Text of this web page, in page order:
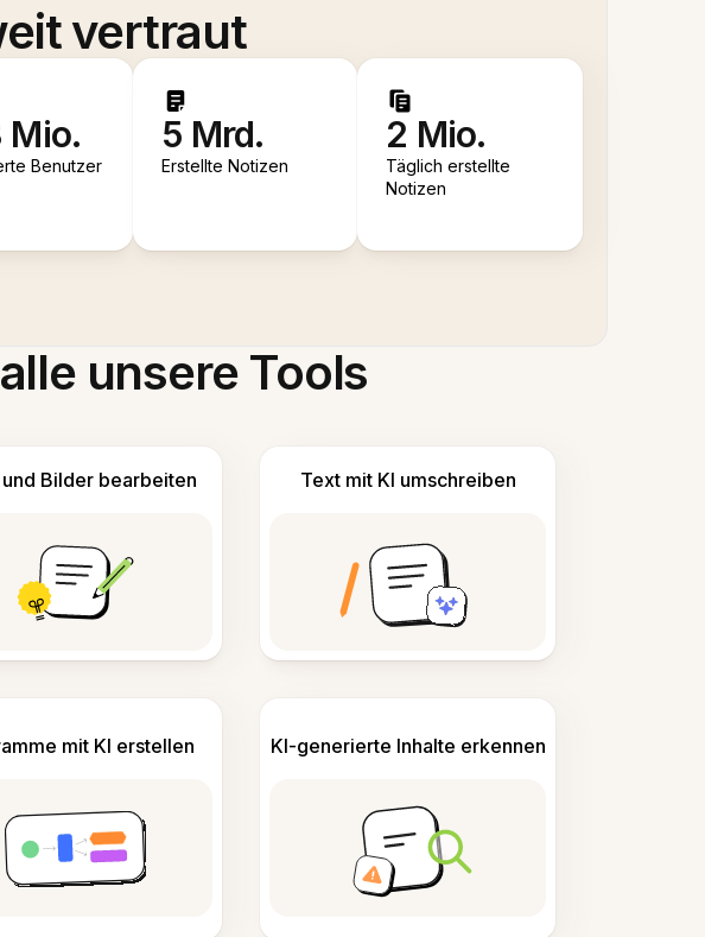
vertraut
Mio.
Benutzer
5 Mrd.
Erstellte Notizen
2 Mio.
Täglich erstellte
Notizen
unsere Tools
und Bilder bearbeiten Text mit KI umschreiben
mit KI erstellen KI-generierte Inhalte erkennen